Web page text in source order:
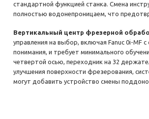
стандартной функцией станка. Смена
полностью водонепроницаем, что
Вертикальный центр фрезерной
управления на выбор, включая Fanuc 0i-MF
понимания, и требует минимального
четвертой осью, переходник на 32
улучшения поверхности фрезерования,
могут добавить устройство смены